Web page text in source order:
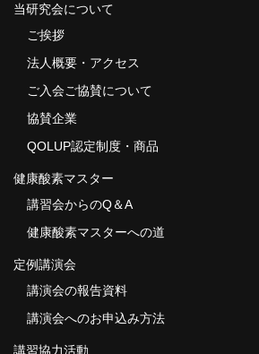
当研究会について
ご挨拶
法人概要・アクセス
ご入会ご協賛について
協賛企業
QOLUP認定制度・商品
健康酸素マスター
講習会からのQ＆A
健康酸素マスターへの道
定例講演会
講演会の報告資料
講演会へのお申込み方法
講習協力活動